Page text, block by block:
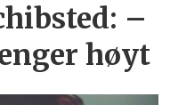
–
høyt